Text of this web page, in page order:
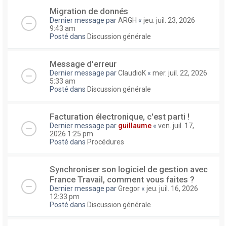
Migration de donnés
Dernier message parARGH « jeu. juil. 23, 2026
9:43 am
Posté dans Discussion générale
Message d'erreur
Dernier message parClaudioK « mer. juil. 22, 2026
5:33 am
Posté dans Discussion générale
Facturation électronique, c'est parti !
Dernier message par guillaume « ven. juil. 17,
2026 1:25 pm
Posté dans Procédures
Synchroniser son logiciel de gestion avec
France Travail, comment vous faites ?
Dernier message parGregor « jeu. juil. 16, 2026
12:33 pm
Posté dans Discussion générale